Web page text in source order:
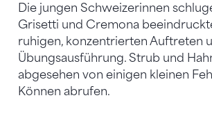
Die jungen Schweizerinnen
Grisetti und Cremona
ruhigen, konzentrierten Auftreten
Übungsausführung. Strub und
abgesehen von einigen kleinen
Können abrufen.